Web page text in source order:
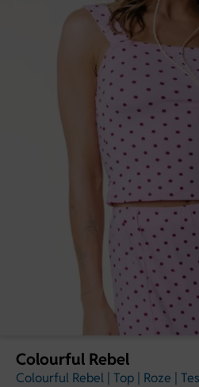
Colourful Rebel
Colourful Rebel | Top | Roze |